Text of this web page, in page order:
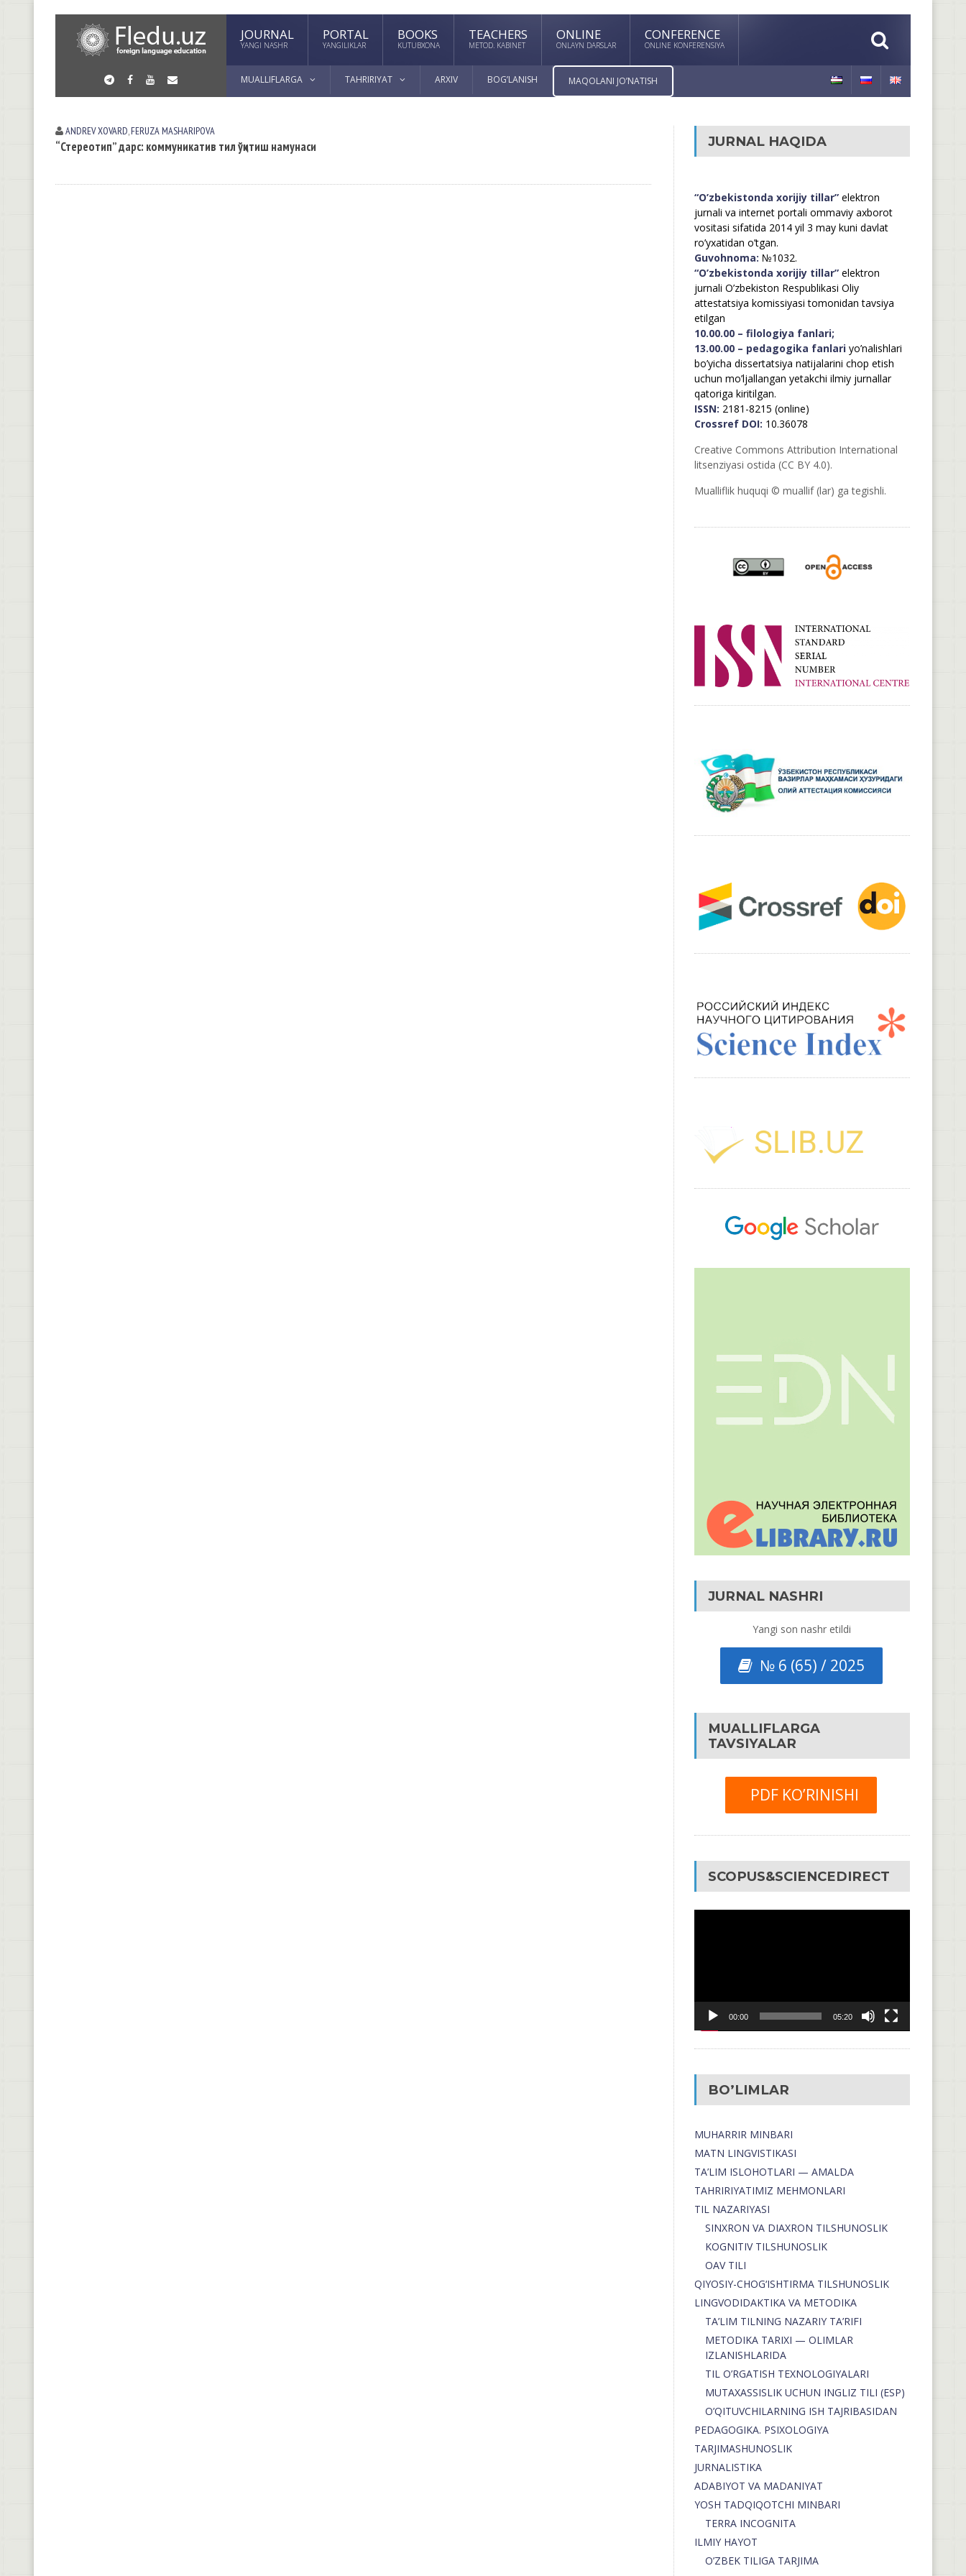
JOURNAL
YANGI NASHR
PORTAL
YANGILIKLAR
BOOKS
KUTUBXONA
TEACHERS
METOD. KABINET
ONLINE
ONLAYN DARSLAR
CONFERENCE
ONLINE KONFERENSIYA
MUALLIFLARGA TAHRIRIYAT ARXIV BOG’LANISH MAQOLANI JO’NATISH
ANDREV XOVARD,FERUZA MАSHАRIPOVА
“Стереотип” дарс: коммуникатив тил ўқитиш намунаси JURNAL HAQIDA
“O’zbekistonda xorijiy tillar”elektron
jurnali va internet portali ommaviy axborot
vositasi sifatida 2014 yil 3 may kuni davlat
ro’yxatidan o’tgan.
Guvohnoma: №1032.
“O’zbekistonda xorijiy tillar”elektron
jurnali O’zbekiston Respublikasi Oliy
attestatsiya komissiyasi tomonidan tavsiya
etilgan
10.00.00 – filologiya fanlari;
13.00.00 – pedagogika fanlariyo’nalishlari
bo’yicha dissertatsiya natijalarini chop etish
uchun mo’ljallangan yetakchi ilmiy jurnallar
qatoriga kiritilgan.
ISSN: 2181-8215 (online)
Crossref DOI: 10.36078
Creative Commons Attribution International
litsenziyasi ostida (CC BY 4.0).
Mualliflik huquqi © muallif (lar) ga tegishli.
JURNAL NASHRI
Yangi son nashr etildi
№ 6 (65) / 2025
MUALLIFLARGA
TAVSIYALAR
PDF KO’RINISHI
SCOPUS&SCIENCEDIRECT
00:00 05:20
BO’LIMLAR
MUHARRIR MINBARI
MATN LINGVISTIKASI
TA’LIM ISLOHOTLARI — AMALDA
TAHRIRIYATIMIZ MEHMONLARI
TIL NAZARIYASI
SINXRON VA DIAXRON TILSHUNOSLIK
KOGNITIV TILSHUNOSLIK
OAV TILI
QIYOSIY-CHOG‘ISHTIRMA TILSHUNOSLIK
LINGVODIDAKTIKA VA METODIKA
TA’LIM TILNING NAZARIY TA’RIFI
METODIKA TARIXI — OLIMLAR
IZLANISHLARIDA
TIL O’RGATISH TEXNOLOGIYALARI
MUTAXASSISLIK UCHUN INGLIZ TILI (ESP)
O’QITUVCHILARNING ISH TAJRIBASIDAN
PEDAGOGIKA. PSIXOLOGIYA
TARJIMASHUNOSLIK
JURNALISTIKA
ADABIYOT VA MADANIYAT
YOSH TADQIQOTCHI MINBARI
TERRA INCOGNITA
ILMIY HAYOT
O’ZBEK TILIGA TARJIMA